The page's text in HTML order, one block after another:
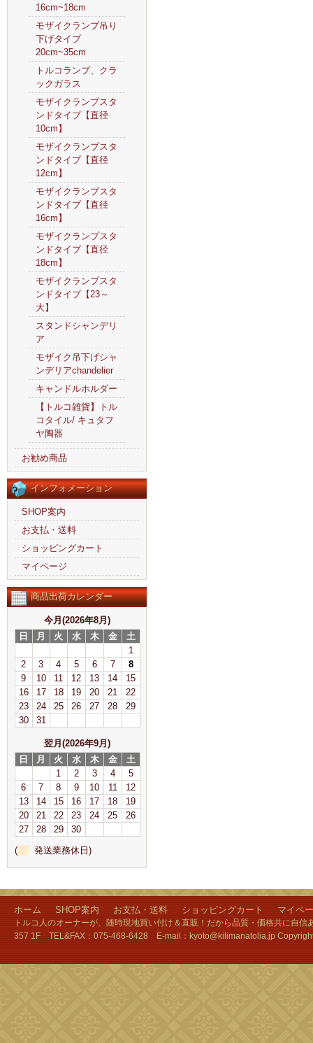
16cm~18cm
モザイクランプ吊り
下げタイプ
20cm~35cm
トルコランプ、クラ
ックガラス
モザイクランプスタ
ンドタイプ【直径
10cm】
モザイクランプスタ
ンドタイプ【直径
12cm】
モザイクランプスタ
ンドタイプ【直径
16cm】
モザイクランプスタ
ンドタイプ【直径
18cm】
モザイクランプスタ
ンドタイプ【23～
大】
スタンドシャンデリ
ア
モザイク吊下げシャ
ンデリアchandelier
キャンドルホルダー
【トルコ雑貨】トル
コタイル/ キュタフ
ヤ陶器
お勧め商品
インフォメーション
SHOP案内
お支払・送料
ショッピングカート
マイページ
商品出荷カレンダー
今月(2026年8月)
日
月 火 水 木 金
土
1
2
3 4 5 6 7
8
9
10 11 12 13 14
15
16
17 18 19 20 21
22
23
24 25 26 27 28
29
30
31
翌月(2026年9月)
日
月 火 水 木 金
土
1
2 3 4
5
6
7 8 9 10 11
12
13
14 15 16 17 18
19
20
21 22 23 24 25
26
27
28 29
30
(
発送業務休日)
ホーム SHOP案内 お支払・送料 ショッピングカート マイペ
トルコ人のオーナーが、随時現地買い付け＆直販！だから品質・価格共に自
357 1F TEL&FAX：075-468-6428 E-mail：kyoto@kilimanatolia.jp